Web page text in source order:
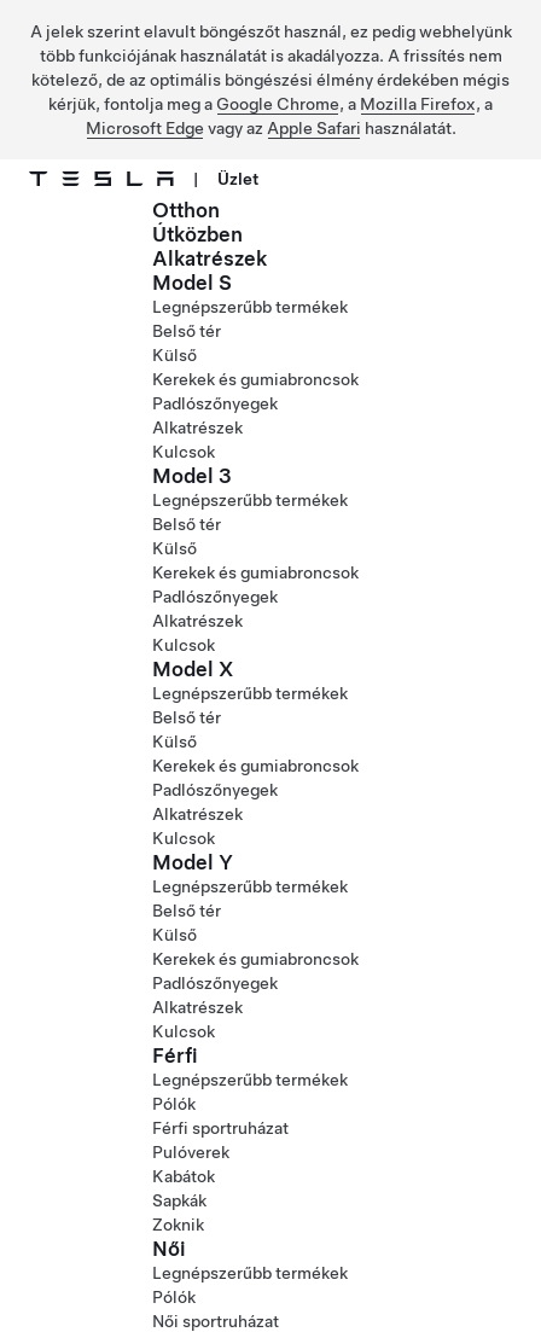
A jelek szerint elavult böngészőt használ, ez pedig webhelyünk
több funkciójának használatát is akadályozza. A frissítés nem
kötelező, de az optimális böngészési élmény érdekében mégis
kérjük, fontolja meg a Google Chrome, a Mozilla Firefox, a
Microsoft Edge vagy az Apple Safari használatát.
| Üzlet
Otthon
Útközben
Alkatrészek
Model S
Legnépszerűbb termékek
Belső tér
Külső
Kerekek és gumiabroncsok
Padlószőnyegek
Alkatrészek
Kulcsok
Model 3
Legnépszerűbb termékek
Belső tér
Külső
Kerekek és gumiabroncsok
Padlószőnyegek
Alkatrészek
Kulcsok
Model X
Legnépszerűbb termékek
Belső tér
Külső
Kerekek és gumiabroncsok
Padlószőnyegek
Alkatrészek
Kulcsok
Model Y
Legnépszerűbb termékek
Belső tér
Külső
Kerekek és gumiabroncsok
Padlószőnyegek
Alkatrészek
Kulcsok
Férfi
Legnépszerűbb termékek
Pólók
Férfi sportruházat
Pulóverek
Kabátok
Sapkák
Zoknik
Női
Legnépszerűbb termékek
Pólók
Női sportruházat